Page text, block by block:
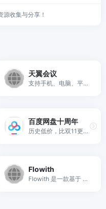
收集与分享！
天翼会议
支持手机、电脑、平板、专业会议终端、电话、VoLTE多种入会方式。高清、流畅、安全的会议服务。
百度网盘十周年
历史低价，比双11更低价。
Flowith
Flowith 是一款基于 canvas 画布的 AI 创作工作空间，搭载世界首款 “无限” Agent Neo，实现多线程协作、无限上下文与工具调用，助力深度创作与生产力提升。